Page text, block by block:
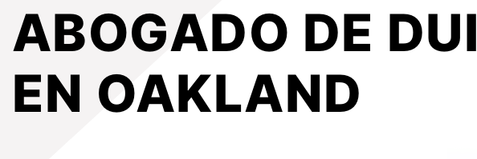
ABOGADO DE DUI
EN OAKLAND